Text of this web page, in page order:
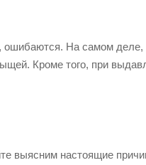
ошибаются. На самом деле,
Кроме того, при
выясним настоящие